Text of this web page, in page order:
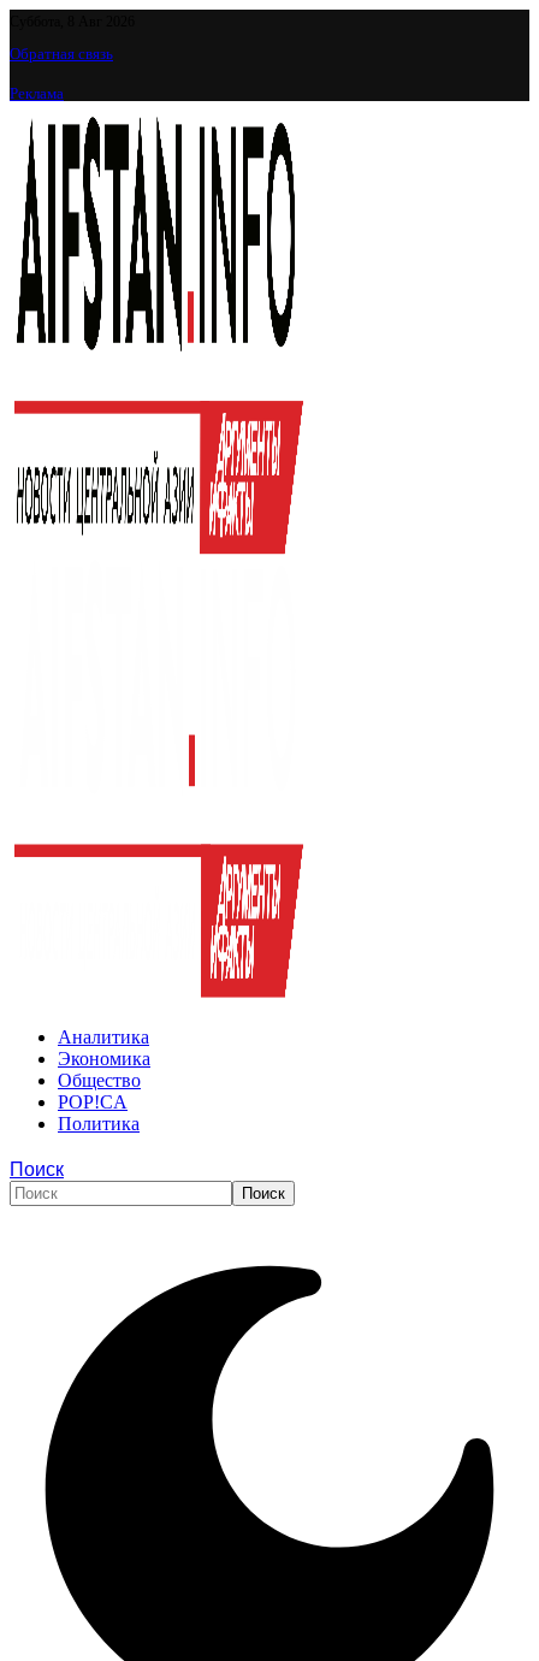
Обратная связь
Реклама
Аналитика
Экономика
Общество
POP!CA
Политика
Поиск